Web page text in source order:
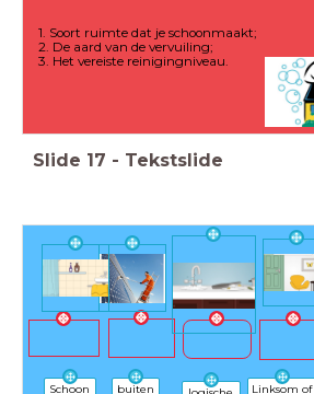
1. Soort ruimte dat je schoonmaakt;
2. De aard van de vervuiling;
3. Het vereiste reinigingniveau.
Slide 17 - Tekstslide
Linksom of
buiten
Schoon